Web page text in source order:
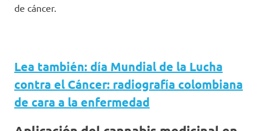
de cáncer.
Lea también: día Mundial de la Lucha
contra el Cáncer: radiografía colombiana
de cara a la enfermedad